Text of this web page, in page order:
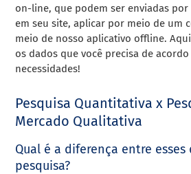
on-line, que podem ser enviadas
em seu site, aplicar por meio de um
meio de nosso aplicativo offline.
os dados que você precisa de
necessidades!
Pesquisa Quantitativa x
Mercado Qualitativa
Qual é a diferença entre
pesquisa?